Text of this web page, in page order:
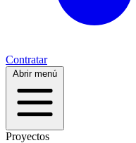
Contratar
Abrir menú
Proyectos